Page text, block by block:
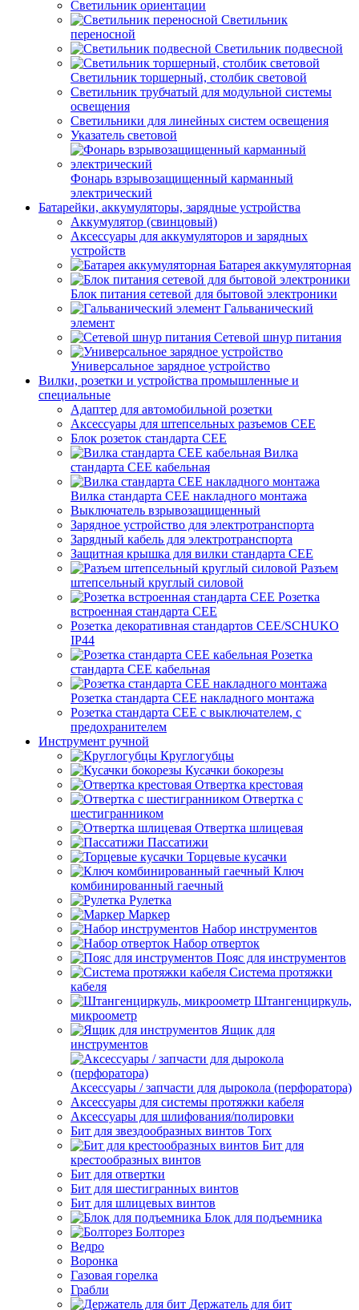
Светильник ориентации
Светильник
переносной
Светильник подвесной
Светильник торшерный, столбик световой
Светильник трубчатый для модульной системы
освещения
Светильники для линейных систем освещения
Указатель световой
Фонарь взрывозащищенный карманный
электрический
Батарейки, аккумуляторы, зарядные устройства
Аккумулятор (свинцовый)
Аксессуары для аккумуляторов и зарядных
устройств
Батарея аккумуляторная
Блок питания сетевой для бытовой электроники
Гальванический
элемент
Сетевой шнур питания
Универсальное зарядное устройство
Вилки, розетки и устройства промышленные и
специальные
Адаптер для автомобильной розетки
Аксессуары для штепсельных разъемов CEE
Блок розеток стандарта CEE
Вилка
стандарта CEE кабельная
Вилка стандарта CEE накладного монтажа
Выключатель взрывозащищенный
Зарядное устройство для электротранспорта
Зарядный кабель для электротранспорта
Защитная крышка для вилки стандарта CEE
Разъем
штепсельный круглый силовой
Розетка
встроенная стандарта CEE
Розетка декоративная стандартов CEE/SCHUKO
IP44
Розетка
стандарта СЕЕ кабельная
Розетка стандарта СЕЕ накладного монтажа
Розетка стандарта СЕЕ с выключателем, с
предохранителем
Инструмент ручной
Круглогубцы
Кусачки бокорезы
Отвертка крестовая
Отвертка с
шестигранником
Отвертка шлицевая
Пассатижи
Торцевые кусачки
Ключ
комбинированный гаечный
Рулетка
Маркер
Набор инструментов
Набор отверток
Пояс для инструментов
Система протяжки
кабеля
Штангенциркуль,
микроометр
Ящик для
инструментов
Аксессуары / запчасти для дырокола (перфоратора)
Аксессуары для системы протяжки кабеля
Аксессуары для шлифования/полировки
Бит для звездообразных винтов Torx
Бит для
крестообразных винтов
Бит для отвертки
Бит для шестигранных винтов
Бит для шлицевых винтов
Блок для подъемника
Болторез
Ведро
Воронка
Газовая горелка
Грабли
Держатель для бит